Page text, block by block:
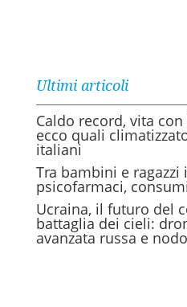
Ultimi articoli
Caldo record, vita
ecco quali
italiani
Tra bambini e
psicofarmaci,
Ucraina, il futuro del
battaglia dei cieli:
avanzata russa e